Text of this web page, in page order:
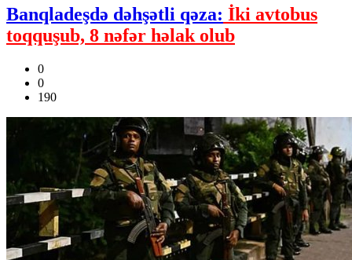
Banqladeşdə dəhşətli qəza: İki avtobus
toqquşub, 8 nəfər həlak olub
0
0
190